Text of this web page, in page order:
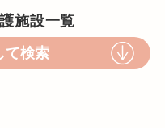
て 費用について
施設一覧
て検索